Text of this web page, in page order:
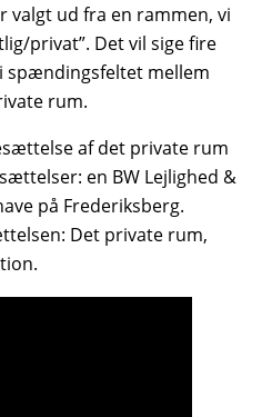
valgt ud fra en rammen, vi
privat”. Det vil sige fire
spændingsfeltet mellem
rum.
af det private rum
en BW Lejlighed &
på Frederiksberg.
Det private rum,